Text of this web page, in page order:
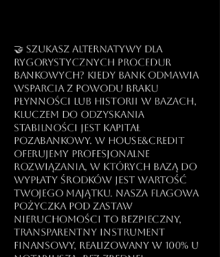
🤝 Szukasz alternatywy dla
rygorystycznych procedur
bankowych? Kiedy bank odmawia
wsparcia z powodu braku
płynności lub historii w bazach,
kluczem do odzyskania
stabilności jest kapitał
pozabankowy. W house&credit
oferujemy profesjonalne
rozwiązania, w których bazą do
wypłaty środków jest wartość
Twojego majątku. Nasza flagowa
pożyczka pod zastaw
nieruchomości to bezpieczny,
transparentny instrument
finansowy, realizowany w 100% u